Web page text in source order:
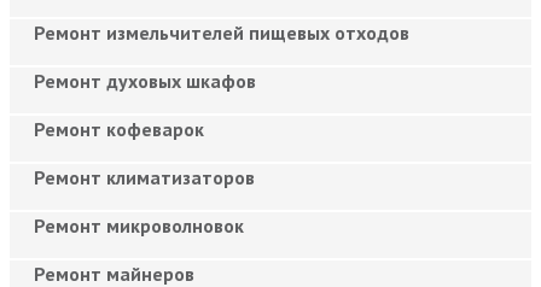
Ремонт измельчителей пищевых отходов
Ремонт духовых шкафов
Ремонт кофеварок
Ремонт климатизаторов
Ремонт микроволновок
Ремонт майнеров